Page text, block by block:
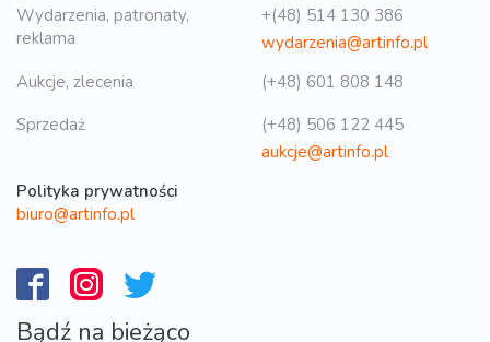
Wydarzenia, patronaty,
reklama
+(48) 514 130 386
wydarzenia@artinfo.pl
Aukcje, zlecenia
(+48) 601 808 148
Sprzedaż
(+48) 506 122 445
aukcje@artinfo.pl
Polityka prywatności
biuro@artinfo.pl
Bądź na bieżąco